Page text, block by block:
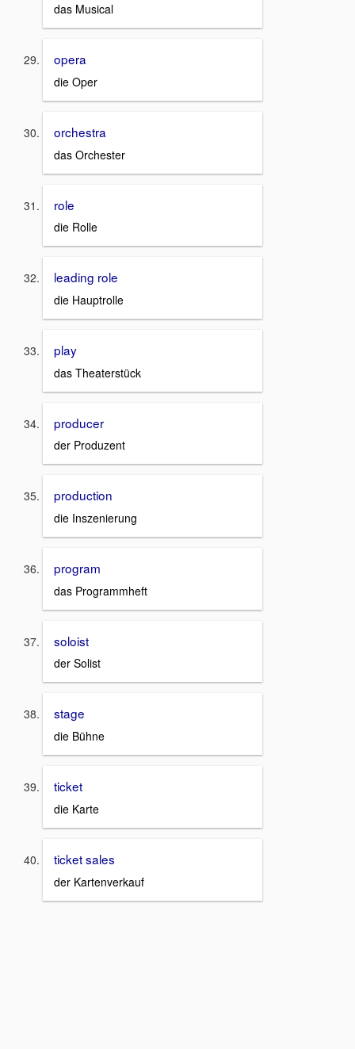
das Musical
opera
die Oper
orchestra
das Orchester
role
die Rolle
leading role
die Hauptrolle
play
das Theaterstück
producer
der Produzent
production
die Inszenierung
program
das Programmheft
soloist
der Solist
stage
die Bühne
ticket
die Karte
ticket sales
der Kartenverkauf